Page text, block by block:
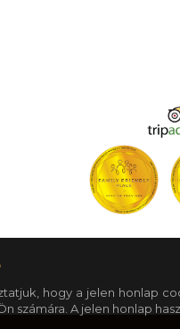
hogy a jelen honlap
számára. A jelen honlap